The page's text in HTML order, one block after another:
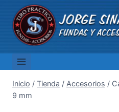
Saltar
contenido
Inicio / Tienda / Accesorios /
9 mm